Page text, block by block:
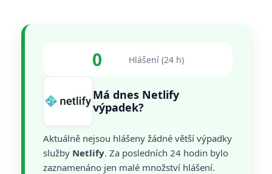
0 Hlášení (24 h)
Má dnes Netlify
výpadek?
Aktuálně nejsou hlášeny žádné větší výpadky
služby Netlify. Za posledních 24 hodin bylo
zaznamenáno jen malé množství hlášení.